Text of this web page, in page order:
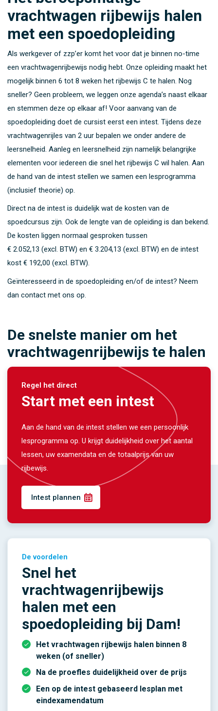
vrachtwagen rijbewijs halen
met een spoedopleiding
Als werkgever of zzp’er komt het voor dat je binnen no-time
een vrachtwagenrijbewijs nodig hebt. Onze opleiding maakt het
mogelijk binnen 6 tot 8 weken het rijbewijs C te halen. Nog
sneller? Geen probleem, we leggen onze agenda’s naast elkaar
en stemmen deze op elkaar af! Voor aanvang van de
spoedopleiding doet de cursist eerst een intest. Tijdens deze
vrachtwagenrijles van 2 uur bepalen we onder andere de
leersnelheid. Aanleg en leersnelheid zijn namelijk belangrijke
elementen voor iedereen die snel het rijbewijs C wil halen. Aan
de hand van de intest stellen we samen een lesprogramma
(inclusief theorie) op.
Direct na de intest is duidelijk wat de kosten van de
spoedcursus zijn. Ook de lengte van de opleiding is dan bekend.
De kosten liggen normaal gesproken tussen
€ 2.052,13 (excl. BTW) en € 3.204,13 (excl. BTW) en de intest
kost € 192,00 (excl. BTW).
Geïnteresseerd in de spoedopleiding en/of de intest? Neem
dan contact met ons op.
De snelste manier om het
vrachtwagenrijbewijs te halen
Regel het direct
Start met een intest
Aan de hand van de intest stellen we een persoonlijk
lesprogramma op. U krijgt duidelijkheid over het aantal
lessen, uw examendata en de totaalprijs van uw
rijbewijs.
Intest plannen
De voordelen
Snel het
vrachtwagenrijbewijs
halen met een
spoedopleiding bij Dam!
Het vrachtwagen rijbewijs halen binnen 8
weken (of sneller)
Na de proefles duidelijkheid over de prijs
Een op de intest gebaseerd lesplan met
eindexamendatum